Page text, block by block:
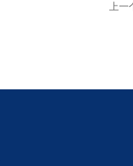
上一